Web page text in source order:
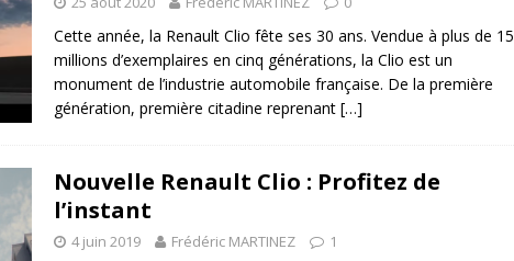
Cette année, la Renault Clio fête ses 30 ans. Vendue à plus de 15
millions d’exemplaires en cinq générations, la Clio est un
monument de l’industrie automobile française. De la première
génération, première citadine reprenant […]
Nouvelle Renault Clio : Profitez de
l’instant
4 juin 2019 Frédéric MARTINEZ 1